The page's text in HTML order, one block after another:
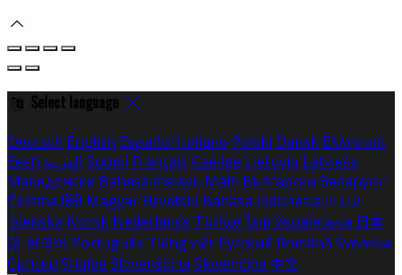
Select language
Deutsch English Español Italiano Polski Dansk Ελληνικά
Eesti العربية Suomi Français Gaeilge Lietuvių Latviešu
Македонски Bahasa melayu Malti Български Беларускі
Čeština हिंदी Magyar Hrvatski Bahasa indonesia עברית
Íslenska Norsk Nederlands Türkçe ไทย Українська 日本
語 한국어 Português Tiếng việt Русский Română Svenska
Српски Shqipe Slovenščina Slovenčina 中文